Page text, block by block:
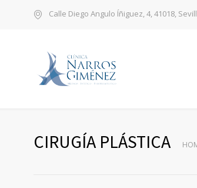
Calle Diego Angulo Íñiguez, 4, 41018,
CIRUGÍA PLÁSTICA